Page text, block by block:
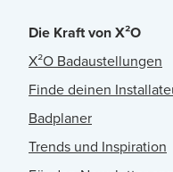
Die Kraft von X²O
X²O Badaustellungen
Finde deinen
Badplaner
Trends und Inspiration